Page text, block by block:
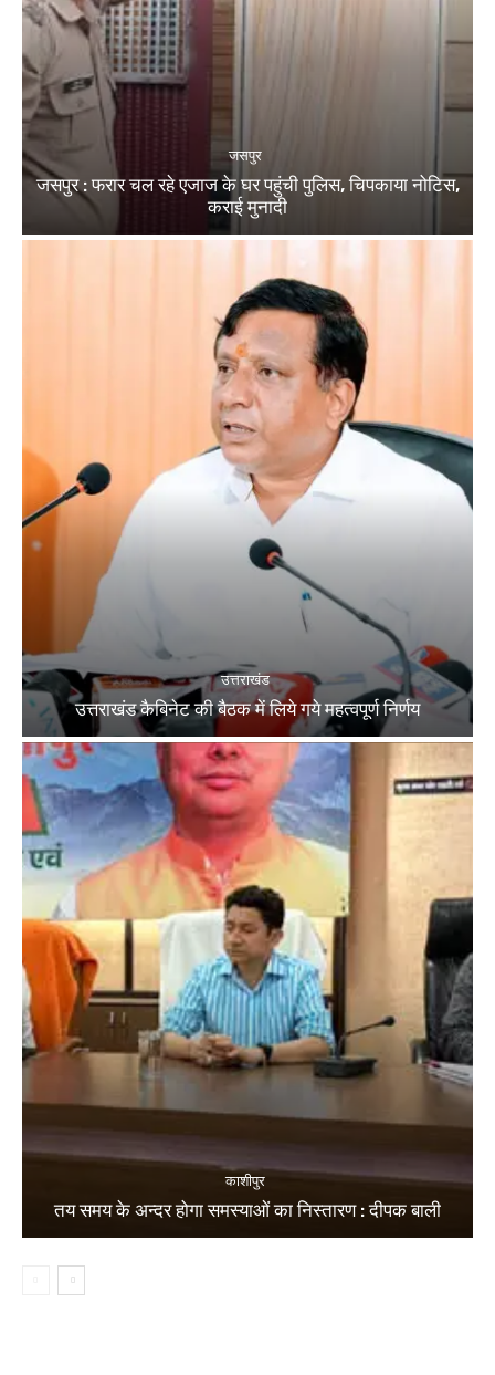
जसपुर
जसपुर : फरार चल रहे एजाज के घर पहुंची पुलिस, चिपकाया नोटिस,
कराई मुनादी
उत्तराखंड
उत्तराखंड कैबिनेट की बैठक में लिये गये महत्वपूर्ण निर्णय
काशीपुर
तय समय के अन्दर होगा समस्याओं का निस्तारण : दीपक बाली